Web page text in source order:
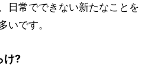
日常でできない新たなことを
いです。
け?